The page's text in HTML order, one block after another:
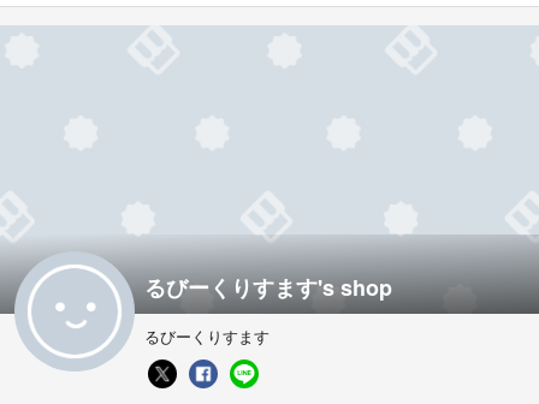
るびーくりすます's shop
るびーくりすます